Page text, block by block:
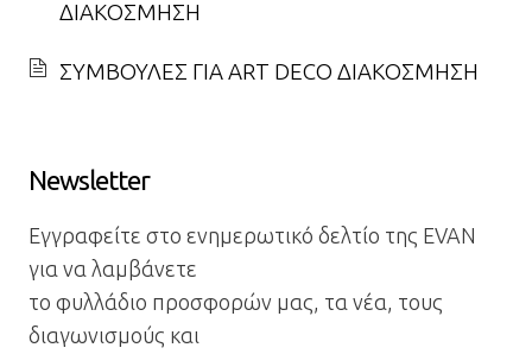
ΔΙΑΚΟΣΜΗΣΗ
ΣΥΜΒΟΥΛΕΣ ΓΙΑ ART DECO ΔΙΑΚΟΣΜΗΣΗ
Newsletter
Εγγραφείτε στο ενημερωτικό δελτίο της EVAN
για να λαμβάνετε
το φυλλάδιο προσφορών μας, τα νέα, τους
διαγωνισμούς και